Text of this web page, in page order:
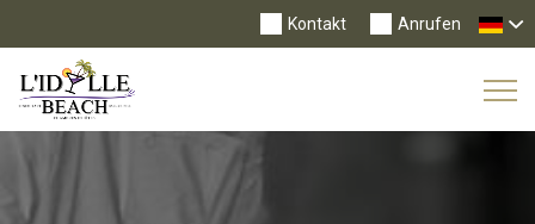
Anrufen
Kontakt